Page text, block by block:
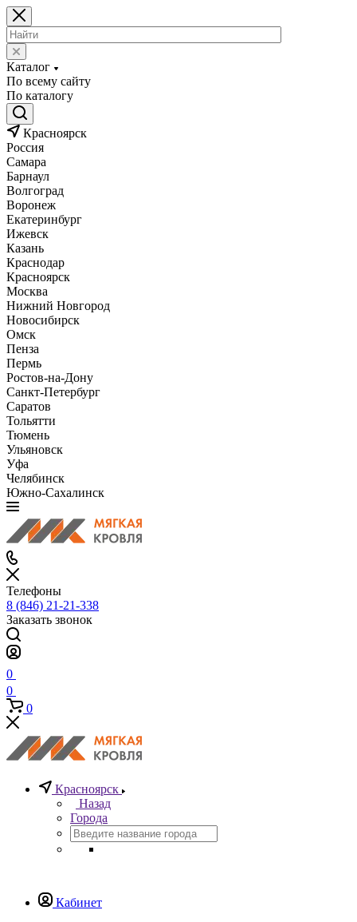
Каталог
По всему сайту
По каталогу
Красноярск
Россия
Самара
Барнаул
Волгоград
Воронеж
Екатеринбург
Ижевск
Казань
Краснодар
Красноярск
Москва
Нижний Новгород
Новосибирск
Омск
Пенза
Пермь
Ростов-на-Дону
Санкт-Петербург
Саратов
Тольятти
Тюмень
Ульяновск
Уфа
Челябинск
Южно-Сахалинск
Телефоны
8 (846) 21-21-338
Заказать звонок
0
0
0
Красноярск
Назад
Города
Кабинет